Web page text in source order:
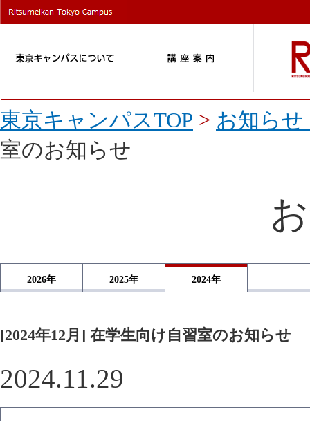
東京キャンパスTOP > お知らせ
室のお知らせ
2026年 2025年 2024年
[2024年12月] 在学生向け自習室のお知らせ
2024.11.29